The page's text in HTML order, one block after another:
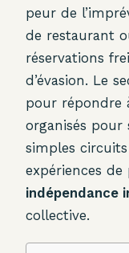
peur de
de restaurant
réservations
d’évasion. Le
pour répondre
organisés pour
simples
expériences
indépendance
collective.